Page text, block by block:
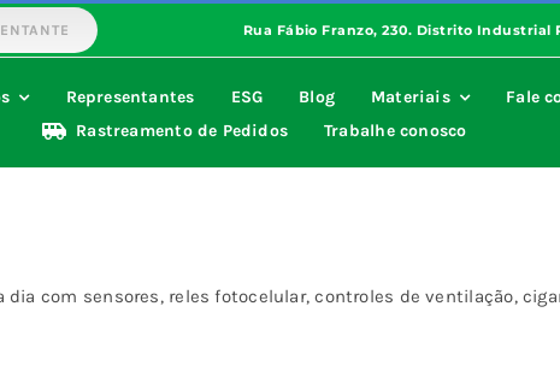
Representantes ESG Blog Materiais
Fale
Rastreamento de Pedidos
Trabalhe conosco
com sensores, reles fotocelular, controles de ventilação,